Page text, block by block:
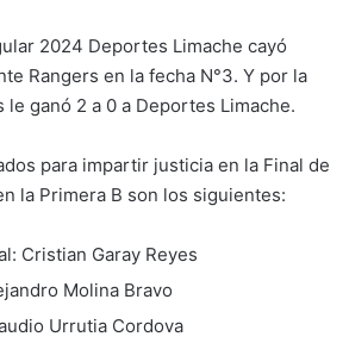
2024 Deportes Limache cayó
Rangers en la fecha N°3. Y por la
le ganó 2 a 0 a Deportes Limache.
para impartir justicia en la Final de
la Primera B son los siguientes:
Cristian Garay Reyes
Molina Bravo
Urrutia Cordova